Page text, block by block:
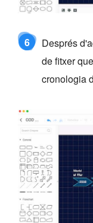
6 Després
de fitxer
cronologia